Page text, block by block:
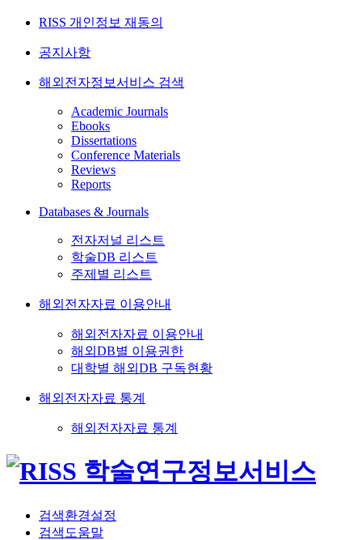
RISS 개인정보 재동의
공지사항
해외전자정보서비스 검색
Academic Journals
Ebooks
Dissertations
Conference Materials
Reviews
Reports
Databases & Journals
전자저널 리스트
학술DB 리스트
주제별 리스트
해외전자자료 이용안내
해외전자자료 이용안내
해외DB별 이용권한
대학별 해외DB 구독현황
해외전자자료 통계
해외전자자료 통계
검색환경설정
검색도움말